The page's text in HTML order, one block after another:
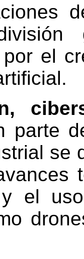
el
parte
se
el